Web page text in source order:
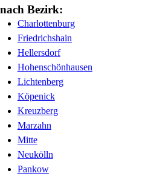
nach Bezirk:
Charlottenburg
Friedrichshain
Hellersdorf
Hohenschönhausen
Lichtenberg
Köpenick
Kreuzberg
Marzahn
Mitte
Neukölln
Pankow